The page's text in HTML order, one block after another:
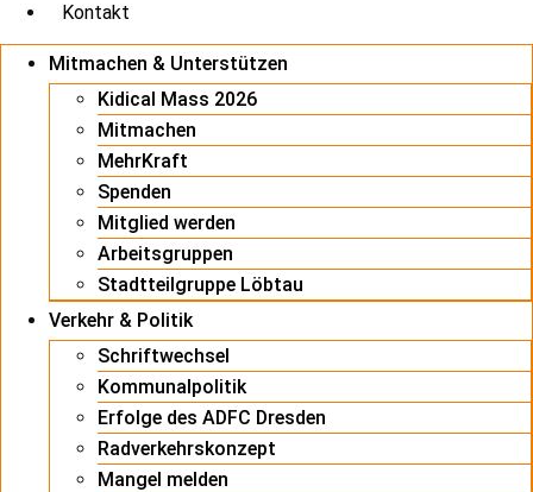
Kontakt
Mitmachen & Unterstützen
Kidical Mass 2026
Mitmachen
MehrKraft
Spenden
Mitglied werden
Arbeitsgruppen
Stadtteilgruppe Löbtau
Verkehr & Politik
Schriftwechsel
Kommunalpolitik
Erfolge des ADFC Dresden
Radverkehrskonzept
Mangel melden